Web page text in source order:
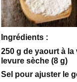
Ingrédients :
250 g de yaourt à la
levure sèche (8 g)
Sel pour ajuster le